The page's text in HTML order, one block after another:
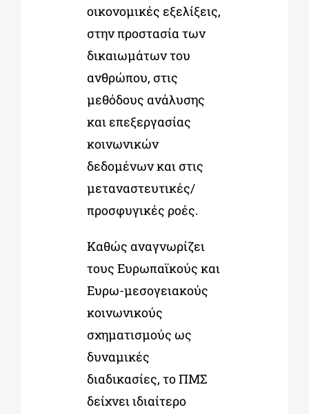
οικονομικές εξελίξεις,
στην προστασία των
δικαιωμάτων του
ανθρώπου, στις
μεθόδους ανάλυσης
και επεξεργασίας
κοινωνικών
δεδομένων και στις
μεταναστευτικές/
προσφυγικές ροές.
Καθώς αναγνωρίζει
τους Ευρωπαϊκούς και
Ευρω-μεσογειακούς
κοινωνικούς
σχηματισμούς ως
δυναμικές
διαδικασίες, το ΠΜΣ
δείχνει ιδιαίτερο